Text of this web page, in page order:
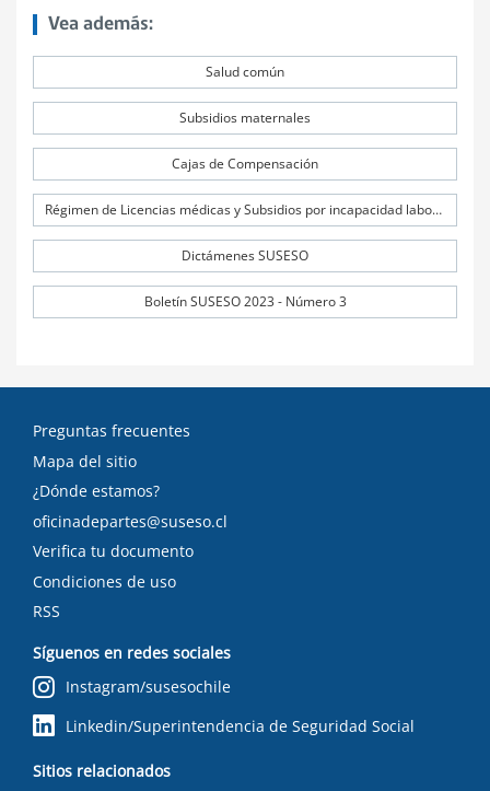
Vea además:
Salud común
Subsidios maternales
Cajas de Compensación
Régimen de Licencias médicas y Subsidios por incapacidad laboral (SIL)
Dictámenes SUSESO
Boletín SUSESO 2023 - Número 3
Preguntas frecuentes
Mapa del sitio
¿Dónde estamos?
oficinadepartes@suseso.cl
Verifica tu documento
Condiciones de uso
RSS
Síguenos en redes sociales
Instagram/susesochile
Linkedin/Superintendencia de Seguridad Social
Sitios relacionados